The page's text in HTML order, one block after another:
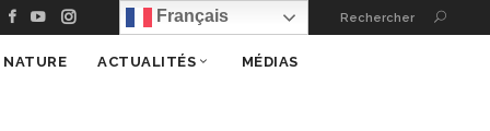
Français Rechercher
ACTUALITÉS MÉDIAS